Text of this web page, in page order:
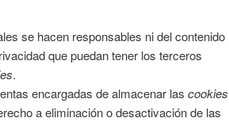
se hacen responsables ni del contenido
que puedan tener los terceros
.
encargadas de almacenar lascookies
a eliminación o desactivación de las